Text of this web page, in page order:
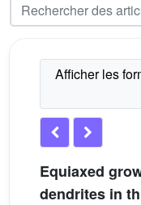
Equiaxed
dendrites in